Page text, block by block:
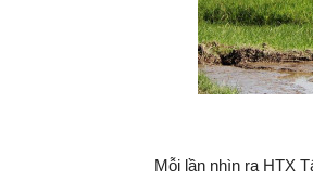
Mỗi lần nhìn ra HTX